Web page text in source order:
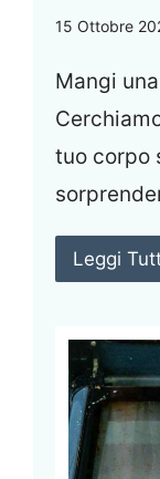
15 Ottobre
Mangi
tuo corpo
Leggi